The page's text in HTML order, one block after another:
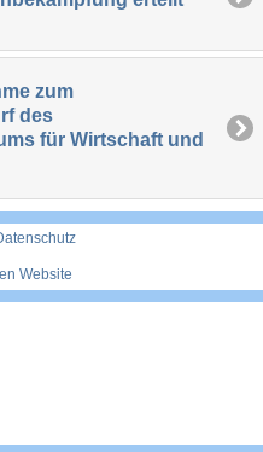
zum
des
für Wirtschaft und
Website